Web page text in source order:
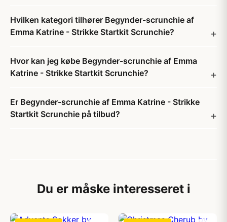
Hvilken kategori tilhører Begynder-scrunchie af
Emma Katrine - Strikke Startkit Scrunchie?
Hvor kan jeg købe Begynder-scrunchie af Emma
Katrine - Strikke Startkit Scrunchie?
Er Begynder-scrunchie af Emma Katrine - Strikke
Startkit Scrunchie på tilbud?
Du er måske interesseret i